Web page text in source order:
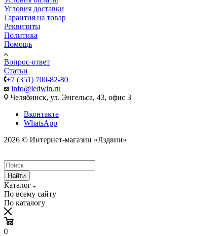
Условия доставки
Гарантия на товар
Реквизиты
Политика
Помощь
Вопрос-ответ
Статьи
+7 (351) 700-82-80
info@ledwin.ru
Челябинск, ул. Энгельса, 43, офис 3
Вконтакте
WhatsApp
2026 © Интернет-магазин «Лэдвин»
Найти
Каталог
По всему сайту
По каталогу
0